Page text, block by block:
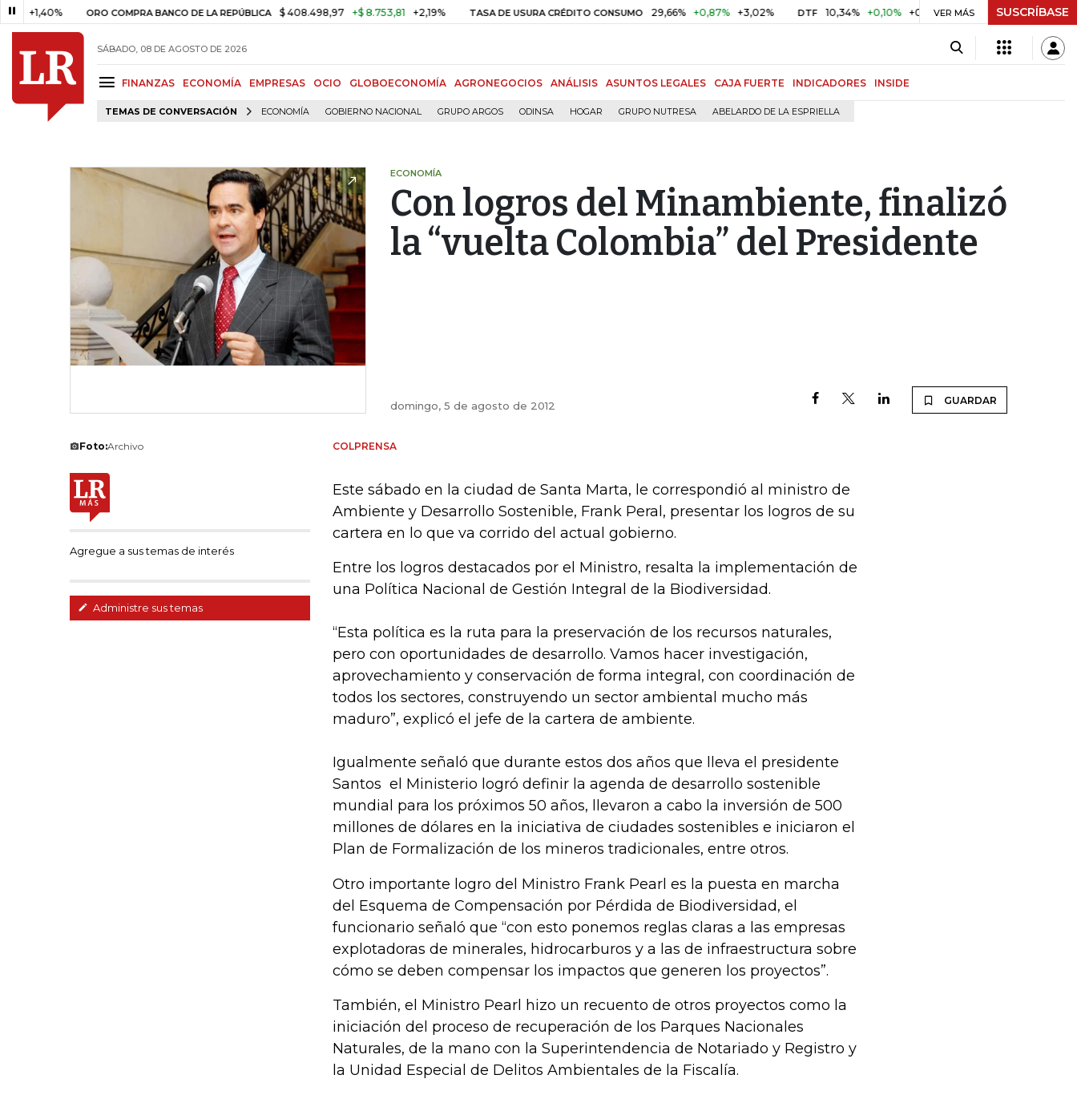
ORO COMPRA BANCO DE LA REPÚBLICA $ 408.498,97 +$ 8.753,81 +2,19% TASA DE USURA CRÉDITO CONSUMO 29,66% +0,87% +3,02% DTF 10,34% +0,10% +0,98% UVR $ 416,96 +$ 0,05
VER MÁS SUSCRÍBASE
SÁBADO, 08 DE AGOSTO DE 2026
FINANZAS ECONOMÍA EMPRESAS OCIO GLOBOECONOMÍA AGRONEGOCIOS ANÁLISIS ASUNTOS LEGALES CAJA FUERTE INDICADORES INSIDE
TEMAS DE CONVERSACIÓN ECONOMÍA GOBIERNO NACIONAL GRUPO ARGOS ODINSA HOGAR GRUPO NUTRESA ABELARDO DE LA ESPRIELLA
ECONOMÍA
Con logros del Minambiente, finalizó
la “vuelta Colombia” del Presidente
domingo, 5 de agosto de 2012 GUARDAR
Foto:Archivo
Agregue a sus temas de interés
Administre sus temas
COLPRENSA
Este sábado en la ciudad de Santa Marta, le correspondió al ministro de
Ambiente y Desarrollo Sostenible, Frank Peral, presentar los logros de su
cartera en lo que va corrido del actual gobierno.
Entre los logros destacados por el Ministro, resalta la implementación de
una Política Nacional de Gestión Integral de la Biodiversidad.
“Esta política es la ruta para la preservación de los recursos naturales,
pero con oportunidades de desarrollo. Vamos hacer investigación,
aprovechamiento y conservación de forma integral, con coordinación de
todos los sectores, construyendo un sector ambiental mucho más
maduro”, explicó el jefe de la cartera de ambiente.
Igualmente señaló que durante estos dos años que lleva el presidente
Santos el Ministerio logró definir la agenda de desarrollo sostenible
mundial para los próximos 50 años, llevaron a cabo la inversión de 500
millones de dólares en la iniciativa de ciudades sostenibles e iniciaron el
Plan de Formalización de los mineros tradicionales, entre otros.
Otro importante logro del Ministro Frank Pearl es la puesta en marcha
del Esquema de Compensación por Pérdida de Biodiversidad, el
funcionario señaló que “con esto ponemos reglas claras a las empresas
explotadoras de minerales, hidrocarburos y a las de infraestructura sobre
cómo se deben compensar los impactos que generen los proyectos”.
También, el Ministro Pearl hizo un recuento de otros proyectos como la
iniciación del proceso de recuperación de los Parques Nacionales
Naturales, de la mano con la Superintendencia de Notariado y Registro y
la Unidad Especial de Delitos Ambientales de la Fiscalía.